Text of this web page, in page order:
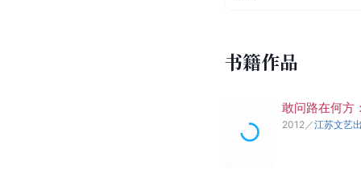
书籍作品
敢问路在何方
2012 ／江苏文艺